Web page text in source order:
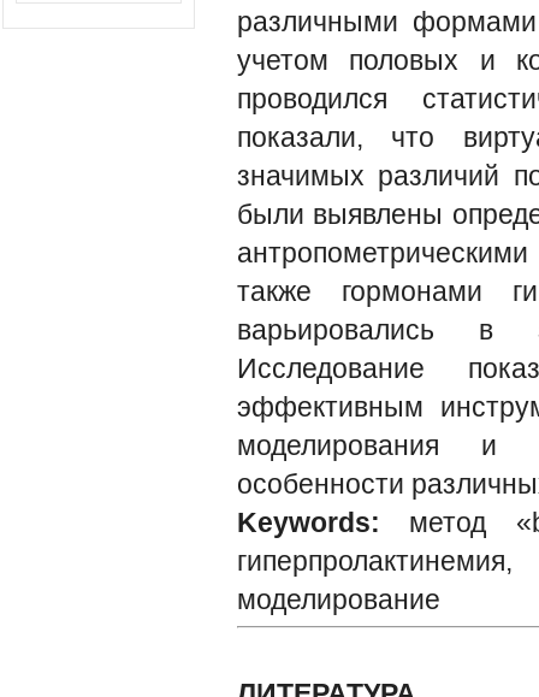
различными
учетом половых и
проводился
показали, что
значимых различий
были выявлены
также гормонами
варьировались
Исследование
эффективным
моделирования и
особенности
Keywords: метод
моделирование